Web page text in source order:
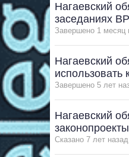
Нагаевский
заседаниях
Завершено 1 месяц
Нагаевский
использовать
Завершено 5 лет
Нагаевский
Сказано 7 лет назад